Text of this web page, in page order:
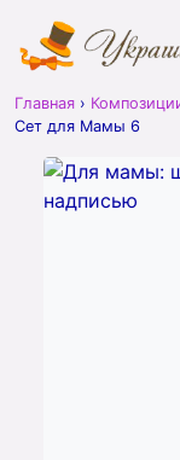
Главная ›
Сет для Мамы 6